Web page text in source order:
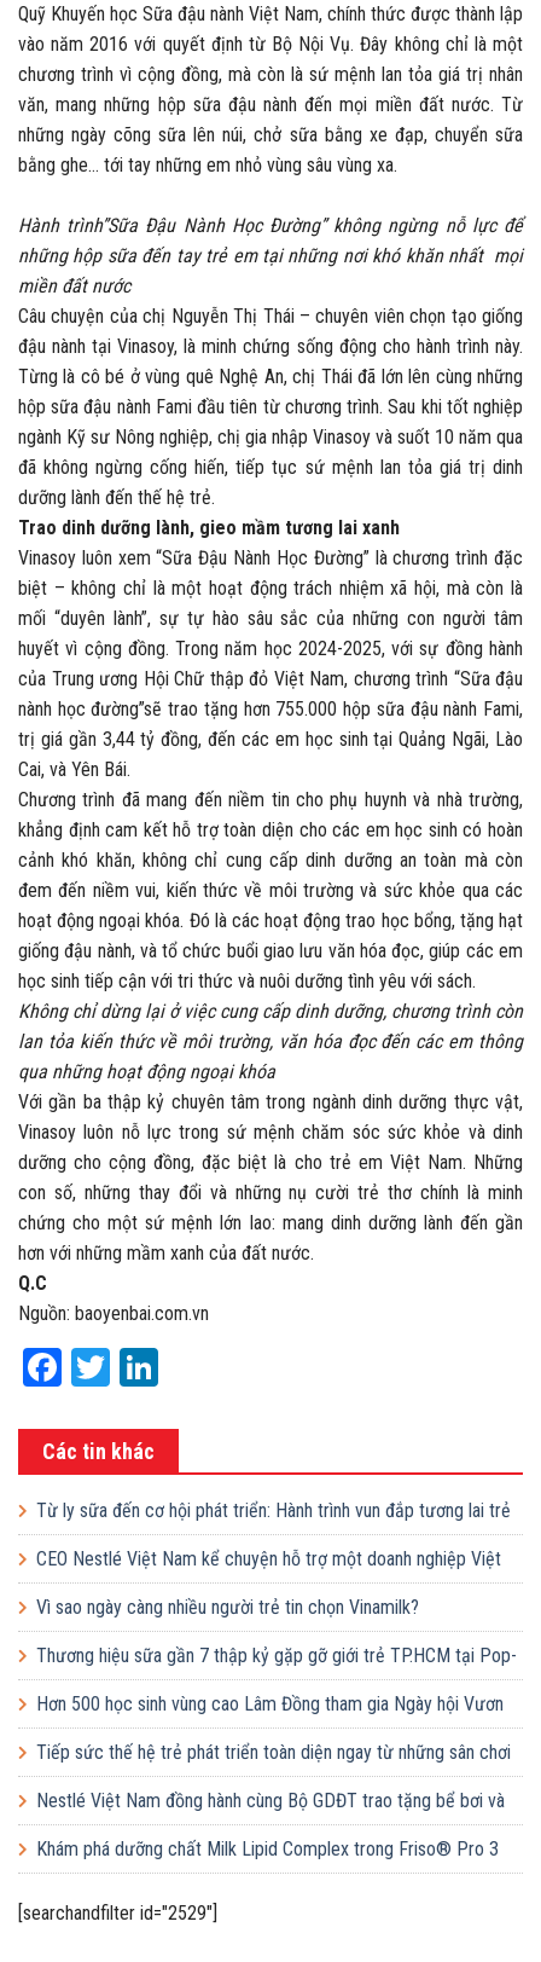
Quỹ Khuyến học Sữa đậu nành Việt Nam, chính thức được thành lập
vào năm 2016 với quyết định từ Bộ Nội Vụ. Đây không chỉ là một
chương trình vì cộng đồng, mà còn là sứ mệnh lan tỏa giá trị nhân
văn, mang những hộp sữa đậu nành đến mọi miền đất nước. Từ
những ngày cõng sữa lên núi, chở sữa bằng xe đạp, chuyển sữa
bằng ghe… tới tay những em nhỏ vùng sâu vùng xa.
Hành trình”Sữa Đậu Nành Học Đường” không ngừng nỗ lực để
những hộp sữa đến tay trẻ em tại những nơi khó khăn nhất mọi
miền đất nước
Câu chuyện của chị Nguyễn Thị Thái – chuyên viên chọn tạo giống
đậu nành tại Vinasoy, là minh chứng sống động cho hành trình này.
Từng là cô bé ở vùng quê Nghệ An, chị Thái đã lớn lên cùng những
hộp sữa đậu nành Fami đầu tiên từ chương trình. Sau khi tốt nghiệp
ngành Kỹ sư Nông nghiệp, chị gia nhập Vinasoy và suốt 10 năm qua
đã không ngừng cống hiến, tiếp tục sứ mệnh lan tỏa giá trị dinh
dưỡng lành đến thế hệ trẻ.
Trao dinh dưỡng lành, gieo mầm tương lai xanh
Vinasoy luôn xem “Sữa Đậu Nành Học Đường” là chương trình đặc
biệt – không chỉ là một hoạt động trách nhiệm xã hội, mà còn là
mối “duyên lành”, sự tự hào sâu sắc của những con người tâm
huyết vì cộng đồng. Trong năm học 2024-2025, với sự đồng hành
của Trung ương Hội Chữ thập đỏ Việt Nam, chương trình “Sữa đậu
nành học đường”sẽ trao tặng hơn 755.000 hộp sữa đậu nành Fami,
trị giá gần 3,44 tỷ đồng, đến các em học sinh tại Quảng Ngãi, Lào
Cai, và Yên Bái.
Chương trình đã mang đến niềm tin cho phụ huynh và nhà trường,
khẳng định cam kết hỗ trợ toàn diện cho các em học sinh có hoàn
cảnh khó khăn, không chỉ cung cấp dinh dưỡng an toàn mà còn
đem đến niềm vui, kiến thức về môi trường và sức khỏe qua các
hoạt động ngoại khóa. Đó là các hoạt động trao học bổng, tặng hạt
giống đậu nành, và tổ chức buổi giao lưu văn hóa đọc, giúp các em
học sinh tiếp cận với tri thức và nuôi dưỡng tình yêu với sách.
Không chỉ dừng lại ở việc cung cấp dinh dưỡng, chương trình còn
lan tỏa kiến thức về môi trường, văn hóa đọc đến các em thông
qua những hoạt động ngoại khóa
Với gần ba thập kỷ chuyên tâm trong ngành dinh dưỡng thực vật,
Vinasoy luôn nỗ lực trong sứ mệnh chăm sóc sức khỏe và dinh
dưỡng cho cộng đồng, đặc biệt là cho trẻ em Việt Nam. Những
con số, những thay đổi và những nụ cười trẻ thơ chính là minh
chứng cho một sứ mệnh lớn lao: mang dinh dưỡng lành đến gần
hơn với những mầm xanh của đất nước.
Q.C
Nguồn: baoyenbai.com.vn
Facebook
Twitter
Các tin khác
Từ ly sữa đến cơ hội phát triển: Hành trình vun đắp tương lai trẻ
em Việt của Vinamilk
CEO Nestlé Việt Nam kể chuyện hỗ trợ một doanh nghiệp Việt
tăng quy mô gấp 10 lần
Vì sao ngày càng nhiều người trẻ tin chọn Vinamilk?
Thương hiệu sữa gần 7 thập kỷ gặp gỡ giới trẻ TP.HCM tại Pop-
up ‘Thưởng vị hè’
Hơn 500 học sinh vùng cao Lâm Đồng tham gia Ngày hội Vươn
cao Việt Nam
Tiếp sức thế hệ trẻ phát triển toàn diện ngay từ những sân chơi
học đường
Nestlé Việt Nam đồng hành cùng Bộ GDĐT trao tặng bể bơi và
lớp dạy bơi mô hình điểm cho học sinh tại tỉnh Bắc Ninh
Khám phá dưỡng chất Milk Lipid Complex trong Friso® Pro 3
[searchandfilter id="2529"]